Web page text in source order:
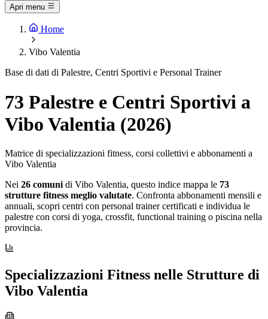
Apri menu
Home
Vibo Valentia
Base di dati di Palestre, Centri Sportivi e Personal Trainer
73 Palestre e Centri Sportivi a
Vibo Valentia (2026)
Matrice di specializzazioni fitness, corsi collettivi e abbonamenti a
Vibo Valentia
Nei 26 comuni di Vibo Valentia, questo indice mappa le 73
strutture fitness meglio valutate. Confronta abbonamenti mensili e
annuali, scopri centri con personal trainer certificati e individua le
palestre con corsi di yoga, crossfit, functional training o piscina nella
provincia.
Specializzazioni Fitness nelle Strutture di
Vibo Valentia